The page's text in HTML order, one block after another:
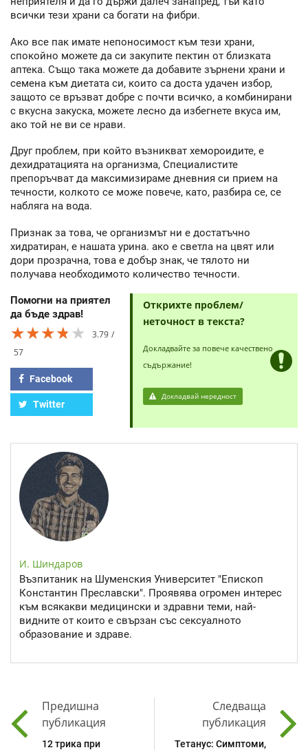
всички тези храни са богати на фибри.
Ако все пак имате непоносимост към тези храни,
спокойно можете да си закупите пектин от близката
аптека. Също така можете да добавите зърнени храни и
семена към диетата си, които са доста удачен избор,
защото се връзват добре с почти всичко, а комбинирани
с вкусна закуска, можете лесно да избегнете вкуса им,
ако той не ви се нрави.
Друг проблем, при който възникват хемороидите, е
дехидратацията на организма, Специалистите
препоръчват да максимизираме дневния си прием на
течности, колкото се може повече, като, разбира се, се
набляга на вода.
Признак за това, че организмът ни е достатъчно
хидратиран, е нашата урина. ако е светла на цвят или
дори прозрачна, това е добър знак, че тялото ни
получава необходимото количество течности.
Помогни на приятел
да бъде здрав!
★★★★★
★★★★★
★★★★★
3.79
57
Facebook
Twitter
Открихте проблем/
неточност в текста?
Докладвайте за повече качествено
съдържание!
Докладвай нередност
И. Шиндаров
Възпитаник на Шуменския Университет "Епископ
Константин Преславски". Проявява огромен интерес
към всякакви медицински и здравни теми, най-
видните от които е свързан със сексуалното
образование и здраве.
Предишна
публикация
12 трика при
Следваща
публикация
Тетанус: Симптоми,